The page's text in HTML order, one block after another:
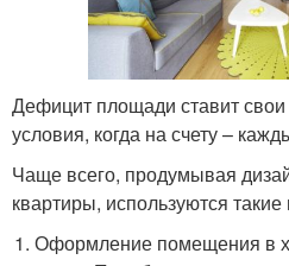
Дефицит площади ставит
условия, когда на счету –
Чаще всего, продумывая
квартиры, используются
Оформление помещения в